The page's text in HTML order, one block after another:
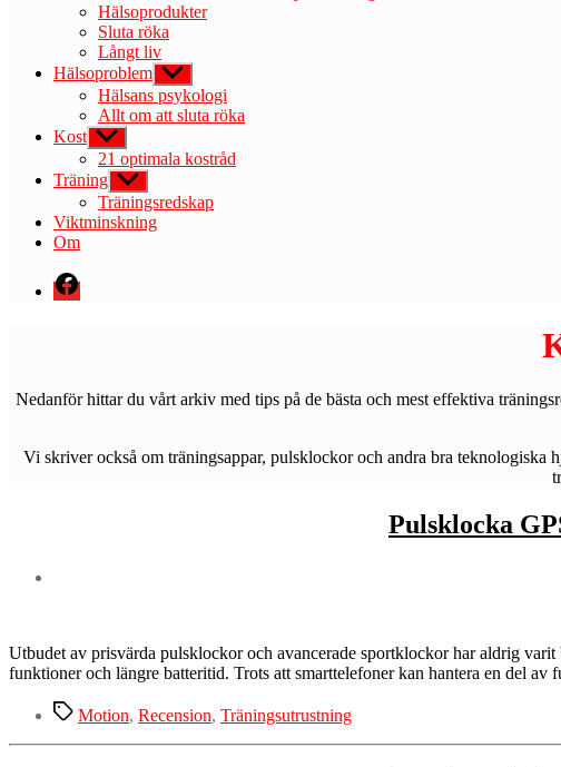
Hälsoprodukter
Sluta röka
Långt liv
Hälsoproblem Visa
undermeny
Hälsans psykologi
Allt om att sluta röka
Kost Visa
undermeny
21 optimala kostråd
Träning Visa
undermeny
Träningsredskap
Viktminskning
Om
Menyval
Nedanför hittar du vårt arkiv med tips på de bästa och mest effektiva
Vi skriver också om träningsappar, pulsklockor och andra bra
Pulsklocka
Utbudet av prisvärda pulsklockor och avancerade sportklockor har aldrig
funktioner och längre batteritid. Trots att smarttelefoner kan hantera en del
Etiketter
Motion, Recension, Träningsutrustning